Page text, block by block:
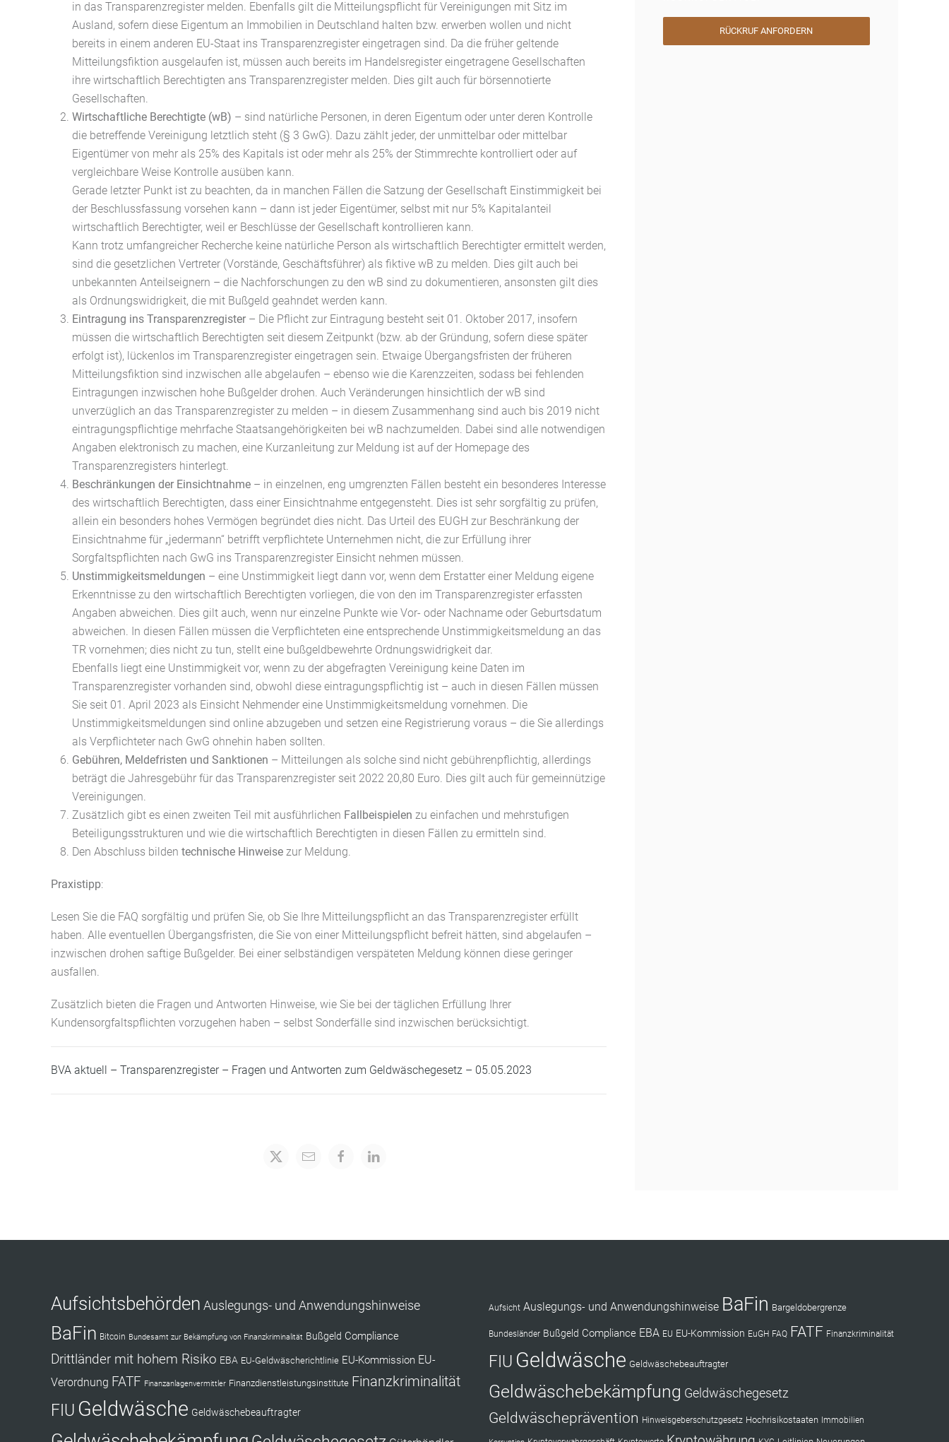
in das Transparenzregister melden. Ebenfalls gilt die Mitteilungspflicht für Vereinigungen mit Sitz im
Ausland, sofern diese Eigentum an Immobilien in Deutschland halten bzw. erwerben wollen und nicht
bereits in einem anderen EU-Staat ins Transparenzregister eingetragen sind. Da die früher geltende
Mitteilungsfiktion ausgelaufen ist, müssen auch bereits im Handelsregister eingetragene Gesellschaften
ihre wirtschaftlich Berechtigten ans Transparenzregister melden. Dies gilt auch für börsennotierte
Gesellschaften.
Wirtschaftliche Berechtigte (wB) – sind natürliche Personen, in deren Eigentum oder unter deren Kontrolle
die betreffende Vereinigung letztlich steht (§ 3 GwG). Dazu zählt jeder, der unmittelbar oder mittelbar
Eigentümer von mehr als 25% des Kapitals ist oder mehr als 25% der Stimmrechte kontrolliert oder auf
vergleichbare Weise Kontrolle ausüben kann.
Gerade letzter Punkt ist zu beachten, da in manchen Fällen die Satzung der Gesellschaft Einstimmigkeit bei
der Beschlussfassung vorsehen kann – dann ist jeder Eigentümer, selbst mit nur 5% Kapitalanteil
wirtschaftlich Berechtigter, weil er Beschlüsse der Gesellschaft kontrollieren kann.
Kann trotz umfangreicher Recherche keine natürliche Person als wirtschaftlich Berechtigter ermittelt werden,
sind die gesetzlichen Vertreter (Vorstände, Geschäftsführer) als fiktive wB zu melden. Dies gilt auch bei
unbekannten Anteilseignern – die Nachforschungen zu den wB sind zu dokumentieren, ansonsten gilt dies
als Ordnungswidrigkeit, die mit Bußgeld geahndet werden kann.
Eintragung ins Transparenzregister – Die Pflicht zur Eintragung besteht seit 01. Oktober 2017, insofern
müssen die wirtschaftlich Berechtigten seit diesem Zeitpunkt (bzw. ab der Gründung, sofern diese später
erfolgt ist), lückenlos im Transparenzregister eingetragen sein. Etwaige Übergangsfristen der früheren
Mitteilungsfiktion sind inzwischen alle abgelaufen – ebenso wie die Karenzzeiten, sodass bei fehlenden
Eintragungen inzwischen hohe Bußgelder drohen. Auch Veränderungen hinsichtlich der wB sind
unverzüglich an das Transparenzregister zu melden – in diesem Zusammenhang sind auch bis 2019 nicht
eintragungspflichtige mehrfache Staatsangehörigkeiten bei wB nachzumelden. Dabei sind alle notwendigen
Angaben elektronisch zu machen, eine Kurzanleitung zur Meldung ist auf der Homepage des
Transparenzregisters hinterlegt.
Beschränkungen der Einsichtnahme – in einzelnen, eng umgrenzten Fällen besteht ein besonderes Interesse
des wirtschaftlich Berechtigten, dass einer Einsichtnahme entgegensteht. Dies ist sehr sorgfältig zu prüfen,
allein ein besonders hohes Vermögen begründet dies nicht. Das Urteil des EUGH zur Beschränkung der
Einsichtnahme für „jedermann“ betrifft verpflichtete Unternehmen nicht, die zur Erfüllung ihrer
Sorgfaltspflichten nach GwG ins Transparenzregister Einsicht nehmen müssen.
Unstimmigkeitsmeldungen – eine Unstimmigkeit liegt dann vor, wenn dem Erstatter einer Meldung eigene
Erkenntnisse zu den wirtschaftlich Berechtigten vorliegen, die von den im Transparenzregister erfassten
Angaben abweichen. Dies gilt auch, wenn nur einzelne Punkte wie Vor- oder Nachname oder Geburtsdatum
abweichen. In diesen Fällen müssen die Verpflichteten eine entsprechende Unstimmigkeitsmeldung an das
TR vornehmen; dies nicht zu tun, stellt eine bußgeldbewehrte Ordnungswidrigkeit dar.
Ebenfalls liegt eine Unstimmigkeit vor, wenn zu der abgefragten Vereinigung keine Daten im
Transparenzregister vorhanden sind, obwohl diese eintragungspflichtig ist – auch in diesen Fällen müssen
Sie seit 01. April 2023 als Einsicht Nehmender eine Unstimmigkeitsmeldung vornehmen. Die
Unstimmigkeitsmeldungen sind online abzugeben und setzen eine Registrierung voraus – die Sie allerdings
als Verpflichteter nach GwG ohnehin haben sollten.
Gebühren, Meldefristen und Sanktionen – Mitteilungen als solche sind nicht gebührenpflichtig, allerdings
beträgt die Jahresgebühr für das Transparenzregister seit 2022 20,80 Euro. Dies gilt auch für gemeinnützige
Vereinigungen.
Zusätzlich gibt es einen zweiten Teil mit ausführlichen Fallbeispielen zu einfachen und mehrstufigen
Beteiligungsstrukturen und wie die wirtschaftlich Berechtigten in diesen Fällen zu ermitteln sind.
Den Abschluss bilden technische Hinweise zur Meldung.
Praxistipp:
Lesen Sie die FAQ sorgfältig und prüfen Sie, ob Sie Ihre Mitteilungspflicht an das Transparenzregister erfüllt
haben. Alle eventuellen Übergangsfristen, die Sie von einer Mitteilungspflicht befreit hätten, sind abgelaufen –
inzwischen drohen saftige Bußgelder. Bei einer selbständigen verspäteten Meldung können diese geringer
ausfallen.
Zusätzlich bieten die Fragen und Antworten Hinweise, wie Sie bei der täglichen Erfüllung Ihrer
Kundensorgfaltspflichten vorzugehen haben – selbst Sonderfälle sind inzwischen berücksichtigt.
BVA aktuell – Transparenzregister – Fragen und Antworten zum Geldwäschegesetz – 05.05.2023
RÜCKRUF ANFORDERN
Aufsichtsbehörden Auslegungs- und Anwendungshinweise
BaFin Bitcoin Bundesamt zur Bekämpfung von Finanzkriminalität Bußgeld Compliance
Drittländer mit hohem Risiko EBA EU-Geldwäscherichtlinie EU-Kommission EU-
Verordnung FATF Finanzanlagenvermittler Finanzdienstleistungsinstitute Finanzkriminalität
FIU Geldwäsche Geldwäschebeauftragter
Aufsicht Auslegungs- und Anwendungshinweise BaFin Bargeldobergrenze
Bundesländer Bußgeld Compliance EBA EU EU-Kommission EuGH FAQ FATF Finanzkriminalität
FIU Geldwäsche Geldwäschebeauftragter
Geldwäschebekämpfung Geldwäschegesetz
Geldwäscheprävention Hinweisgeberschutzgesetz Hochrisikostaaten Immobilien